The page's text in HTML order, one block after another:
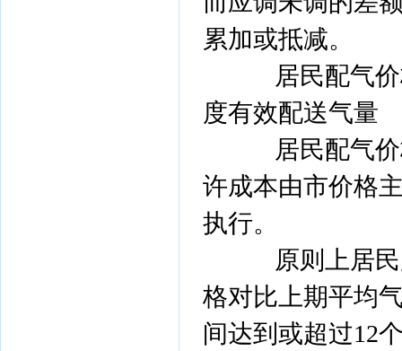
累加或抵减。
居民配气价
度有效配送气量
居民配气价
许成本由市价格
执行。
原则上居民
格对比上期平均
间达到或超过12